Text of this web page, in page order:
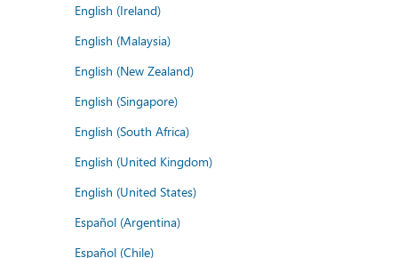
English (Ireland)
English (Malaysia)
English (New Zealand)
English (Singapore)
English (South Africa)
English (United Kingdom)
English (United States)
Español (Argentina)
Español (Chile)